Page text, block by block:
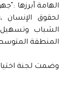
الهامة أبرزها
لحقوق الإنسان
الشباب وتسهيل
المنطقة
وضمت لجنة